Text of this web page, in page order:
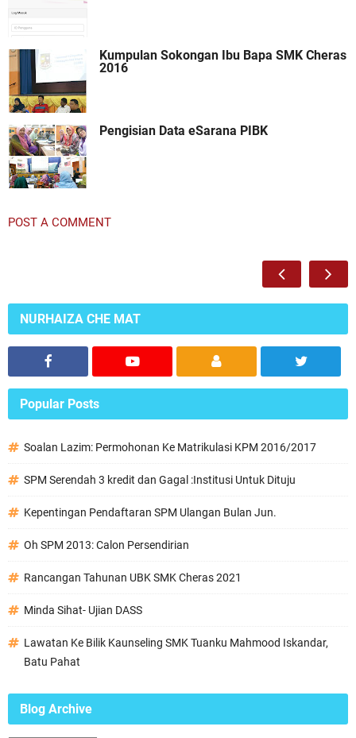
Kumpulan Sokongan Ibu Bapa SMK Cheras
2016
Pengisian Data eSarana PIBK
POST A COMMENT
NURHAIZA CHE MAT
Popular Posts
Soalan Lazim: Permohonan Ke Matrikulasi KPM 2016/2017
SPM Serendah 3 kredit dan Gagal :Institusi Untuk Dituju
Kepentingan Pendaftaran SPM Ulangan Bulan Jun.
Oh SPM 2013: Calon Persendirian
Rancangan Tahunan UBK SMK Cheras 2021
Minda Sihat- Ujian DASS
Lawatan Ke Bilik Kaunseling SMK Tuanku Mahmood Iskandar,
Batu Pahat
Blog Archive